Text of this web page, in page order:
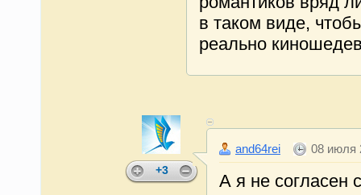
в таком виде,
реально
+3
and64rei 08 июля
А я не согласен